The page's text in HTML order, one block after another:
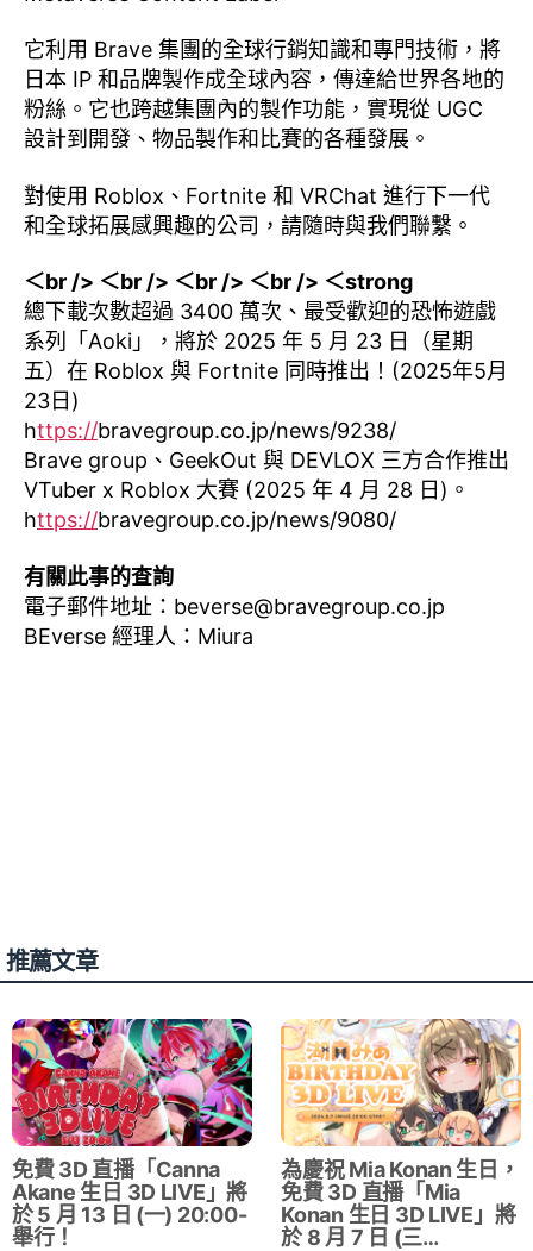
它利用 Brave 集團的全球行銷知識和專門技術，將
日本 IP 和品牌製作成全球內容，傳達給世界各地的
粉絲。它也跨越集團內的製作功能，實現從 UGC
設計到開發、物品製作和比賽的各種發展。
對使用 Roblox、Fortnite 和 VRChat 進行下一代
和全球拓展感興趣的公司，請隨時與我們聯繫。
＜br /> ＜br /> ＜br /> ＜br /> ＜strong
總下載次數超過 3400 萬次、最受歡迎的恐怖遊戲
系列「Aoki」，將於 2025 年 5 月 23 日（星期
五）在 Roblox 與 Fortnite 同時推出！(2025年5月
23日)
https://bravegroup.co.jp/news/9238/
Brave group、GeekOut 與 DEVLOX 三方合作推出
VTuber x Roblox 大賽 (2025 年 4 月 28 日)。
https://bravegroup.co.jp/news/9080/
有關此事的查詢
電子郵件地址： beverse@bravegroup.co.jp
BEverse 經理人：Miura
推薦文章
免費 3D 直播「Canna
Akane 生日 3D LIVE」將
於 5 月 13 日 (一) 20:00-
舉行！
為慶祝 Mia Konan 生日，
免費 3D 直播「Mia
Konan 生日 3D LIVE」將
於 8 月 7 日 (三…